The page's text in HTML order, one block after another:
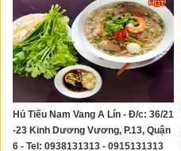
Hủ Tiếu Nam Vang A Lín - Đ/c: 36/21
-23 Kinh Dương Vương, P.13, Quận
6 - Tel: 0938131313 - 0915131313